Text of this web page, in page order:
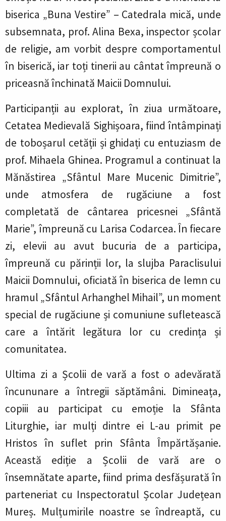
biserica „Buna Vestire” – Catedrala mică, unde
subsemnata, prof. Alina Bexa, inspector școlar
de religie, am vorbit despre comportamentul
în biserică, iar toți tinerii au cântat împreună o
priceasnă închinată Maicii Domnului.
Participanții au explorat, în ziua următoare,
Cetatea Medievală Sighișoara, fiind întâmpinați
de toboșarul cetății și ghidați cu entuziasm de
prof. Mihaela Ghinea. Programul a continuat la
Mănăstirea „Sfântul Mare Mucenic Dimitrie”,
unde atmosfera de rugăciune a fost
completată de cântarea pricesnei „Sfântă
Marie”, împreună cu Larisa Codarcea. În fiecare
zi, elevii au avut bucuria de a participa,
împreună cu părinții lor, la slujba Paraclisului
Maicii Domnului, oficiată în biserica de lemn cu
hramul „Sfântul Arhanghel Mihail”, un moment
special de rugăciune și comuniune sufletească
care a întărit legătura lor cu credința și
comunitatea.
Ultima zi a Școlii de vară a fost o adevărată
încununare a întregii săptămâni. Dimineața,
copiii au participat cu emoție la Sfânta
Liturghie, iar mulți dintre ei L-au primit pe
Hristos în suflet prin Sfânta Împărtășanie.
Această ediție a Școlii de vară are o
însemnătate aparte, fiind prima desfășurată în
parteneriat cu Inspectoratul Școlar Județean
Mureș. Mulțumirile noastre se îndreaptă, cu